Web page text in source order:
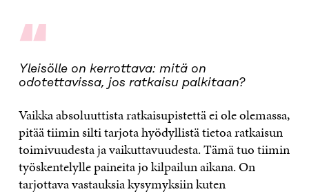
“
Yleisölle on kerrottava: mitä on
odotettavissa, jos ratkaisu palkitaan?
Vaikka absoluuttista ratkaisupistettä ei ole olemassa,
pitää tiimin silti tarjota hyödyllistä tietoa ratkaisun
toimivuudesta ja vaikuttavuudesta. Tämä tuo tiimin
työskentelylle paineita jo kilpailun aikana. On
tarjottava vastauksia kysymyksiin kuten